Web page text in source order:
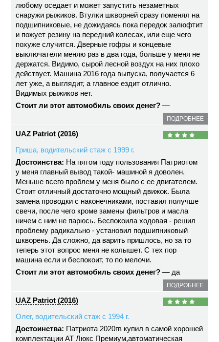
любому оседает и может запустить незаметных
снаружи рыжиков. Втулки шкворней сразу поменял на
подшипниковые, не дожидаясь пока передок залюфтит
и пожует резину на передний колесах, или еще чего
похуже случится. Дверные гофры и концевые
выключатели меняю раз в два года, больше у меня не
держатся. Видимо, сырой лесной воздух на них плохо
действует. Машина 2016 года выпуска, получается 6
лет уже, а выглядит, а главное ездит отлично.
Видимых рыжиков нет.
Стоит ли этот автомобиль своих денег? —
ПОДРОБНЕЕ
UAZ Patriot (2016)
Гриша, водительский стаж с 1999 г.
Достоинства: На пятом году пользования Патриотом
у меня главный вывод такой- машиной я доволен.
Меньше всего проблем у меня было с ее двигателем.
Стоит отличный достаточно мощный движок. Была
замена проводки с наконечниками, поставил получше
свечи, после чего кроме замены фильтров и масла
ничем с ним не парюсь. Беспокоила ходовая - решил
проблему радикально - установил подшипниковый
шкворень. Да сложно, да варить пришлось, но за то
теперь этот вопрос меня не колышет. С тех пор
машина если и беспокоит, то по мелочи.
Стоит ли этот автомобиль своих денег? — да
ПОДРОБНЕЕ
UAZ Patriot (2016)
Олег, водительский стаж с 1994 г.
Достоинства: Патриота 2020гв купил в самой хорошей
комплектации АТ Люкс Премиум,автоматическая